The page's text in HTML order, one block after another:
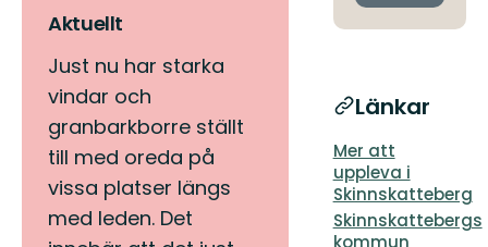
Aktuellt
Just nu har starka
vindar och
granbarkborre ställt
till med oreda på
vissa platser längs
med leden. Det
Länkar
Mer att
uppleva i
Skinnskatteberg
Skinnskattebergs
kommun